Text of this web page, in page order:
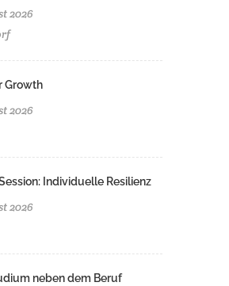
2026
Growth
2026
Individuelle Resilienz
2026
neben dem Beruf